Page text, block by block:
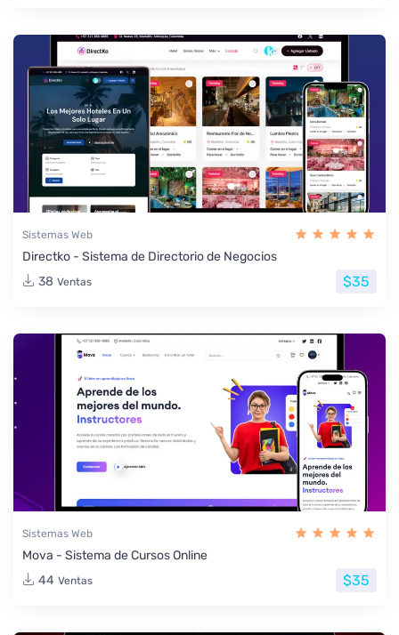
Sistemas Web
Directko - Sistema de Directorio de Negocios
38 Ventas $35
Sistemas Web
Mova - Sistema de Cursos Online
44 Ventas $35